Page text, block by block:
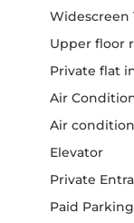
Widescreen
Upper floor
Private flat
Air
Air
Elevator
Private
Paid